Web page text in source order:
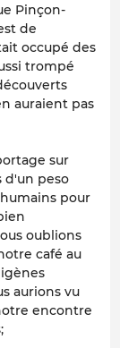
Pinçon-
de
occupé des
trompé
auraient pas
sur
d'un peso
pour
oublions
café au
aurions vu
encontre